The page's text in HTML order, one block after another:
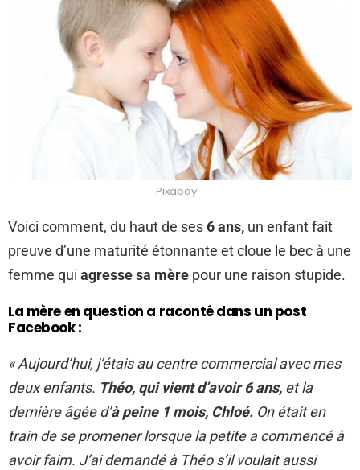
Pixabay
Voici comment, du haut de ses6 ans, un enfant fait
preuve d’une maturité étonnante et cloue le bec à une
femme qui agresse sa mère pour une raison stupide.
La mère en question a raconté dans un post
Facebook :
« Aujourd’hui, j’étais au centre commercial avec mes
deux enfants. Théo, qui vient d’avoir 6 ans, et la
dernière âgée d’à peine 1 mois, Chloé. On était en
train de se promener lorsque la petite a commencé à
avoir faim. J’ai demandé à Théo s’il voulait aussi